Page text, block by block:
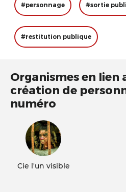
#personnage #sortie
#restitution publique
Organismes en lien
création de
numéro
Cie l'un visible